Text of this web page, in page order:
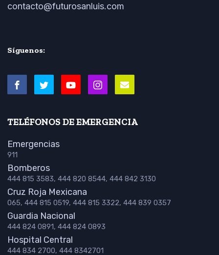
contacto@futurosanluis.com
Síguenos:
TELÉFONOS DE EMERGENCIA
Emergencias
911
Bomberos
444 815 3583, 444 820 8544, 444 842 3130
Cruz Roja Mexicana
065, 444 815 0519, 444 815 3322, 444 839 0357
Guardia Nacional
444 824 0891, 444 824 0893
Hospital Central
444 834 2700, 444 8342701